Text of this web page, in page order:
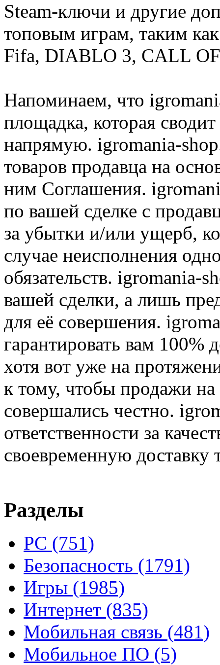
Steam-ключи и другие
топовым играм, таким
Fifa, DIABLO 3, CALL
Напоминаем, что
площадка, которая
напрямую. igromania-
товаров продавца на
ним Соглашения.
по вашей сделке с
за убытки и/или ущерб,
случае неисполнения
обязательств. igromania-
вашей сделки, а лишь
для её совершения.
гарантировать вам 100%
хотя вот уже на
к тому, чтобы продажи
совершались честно.
ответственности за
своевременную доставку
Разделы
PC (751)
Безопасность (1791)
Игры (1985)
Интернет (835)
Мобильная связь (481)
Мобильное ПО (5)